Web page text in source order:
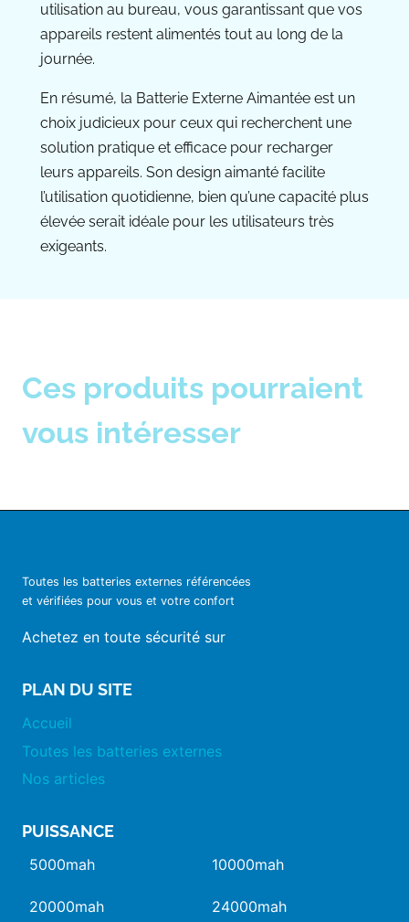
utilisation au bureau, vous garantissant que vos
appareils restent alimentés tout au long de la
journée.
En résumé, la Batterie Externe Aimantée est un
choix judicieux pour ceux qui recherchent une
solution pratique et efficace pour recharger
leurs appareils. Son design aimanté facilite
l’utilisation quotidienne, bien qu’une capacité plus
élevée serait idéale pour les utilisateurs très
exigeants.
Ces produits pourraient
vous intéresser
Toutes les batteries externes référencées
et vérifiées pour vous et votre confort
Achetez en toute sécurité sur
PLAN DU SITE
Accueil
Toutes les batteries externes
Nos articles
PUISSANCE
5000mah 10000mah
20000mah 24000mah